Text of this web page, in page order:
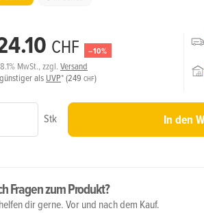
CHF –10%
MwSt., zzgl. Versand
günstiger als UVP*(249 CHF)
Stk In den
Fragen zum Produkt?
dir gerne. Vor und nach dem Kauf.